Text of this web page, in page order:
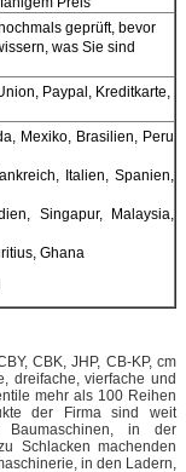
geprüft, bevor
was Sie sind
Paypal, Kreditkarte,
Mexiko, Brasilien, Peru
Italien, Spanien,
Singapur, Malaysia,
Ghana
CBK, JHP, CB-KP, cm
dreifache, vierfache und
mehr als 100 Reihen
der Firma sind weit
in der
Schlacken machenden
in den Ladern,